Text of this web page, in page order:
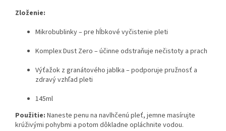
Zloženie:
Mikrobublinky – pre hĺbkové vyčistenie pleti
Komplex Dust Zero – účinne odstraňuje nečistoty a prach
Výťažok z granátového jablka – podporuje pružnosť a
zdravý vzhľad pleti
145ml
Použitie: Naneste penu na navlhčenú pleť, jemne masírujte
krúživými pohybmi a potom dôkladne opláchnite vodou.